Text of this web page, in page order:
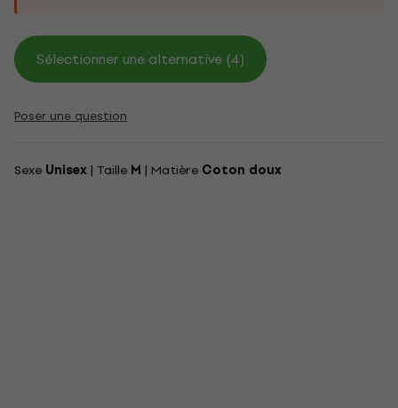
Sélectionner une alternative (4)
Poser une question
Sexe Unisex | Taille M | Matière Coton doux